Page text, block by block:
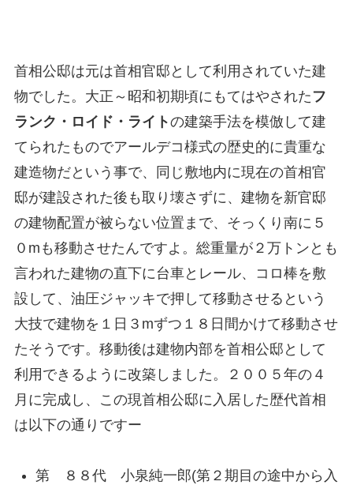
首相公邸は元は首相官邸として利用されていた建
物でした。大正～昭和初期頃にもてはやされた フ
ランク・ロイド・ライトの建築手法を模倣して建
てられたものでアールデコ様式の歴史的に貴重な
建造物だという事で、同じ敷地内に現在の首相官
邸が建設された後も取り壊さずに、建物を新官邸
の建物配置が被らない位置まで、そっくり南に５
０mも移動させたんですよ。総重量が２万トンとも
言われた建物の直下に台車とレール、コロ棒を敷
設して、油圧ジャッキで押して移動させるという
大技で建物を１日３mずつ１８日間かけて移動させ
たそうです。移動後は建物内部を首相公邸として
利用できるように改築しました。２００５年の４
月に完成し、この現首相公邸に入居した歴代首相
は以下の通りですー
第 ８８代 小泉純一郎(第２期目の途中から入